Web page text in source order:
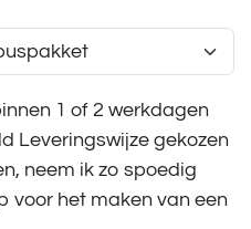
1 of 2 werkdagen
Leveringswijze gekozen
neem ik zo spoedig
voor het maken van een